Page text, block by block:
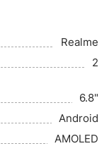
Realme
2
6.8"
Android
AMOLED